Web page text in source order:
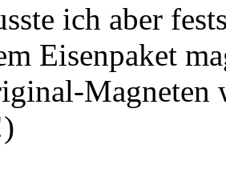
ich aber
Eisenpaket
Magneten